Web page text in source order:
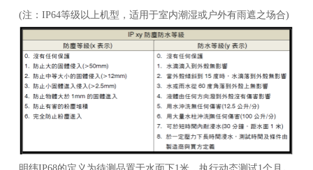
(注：IP64等级以上机型，适用于室内潮湿或户外有雨遮之场合)